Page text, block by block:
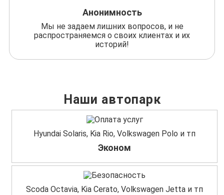
Анонимность
Мы не задаем лишних вопросов, и не
распространяемся о своих клиентах и их
историй!
Наши автопарк
Hyundai Solaris, Kia Rio, Volkswagen Polo и тп
Эконом
Scoda Octavia, Kia Cerato, Volkswagen Jetta и тп